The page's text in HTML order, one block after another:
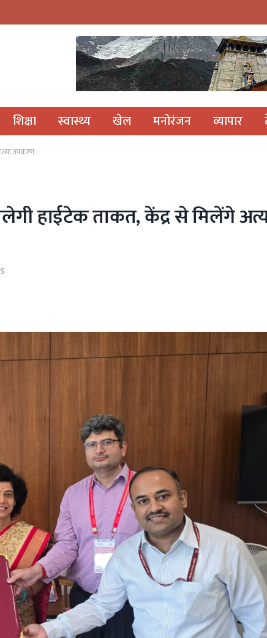
शिक्षा स्वास्थ्य खेल मनोरंजन व्यापार
उपकरण
हाईटेक ताकत, केंद्र से मिलेंगे